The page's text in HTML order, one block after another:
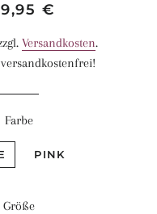
€
Versandkosten.
Farbe
PINK
Größe